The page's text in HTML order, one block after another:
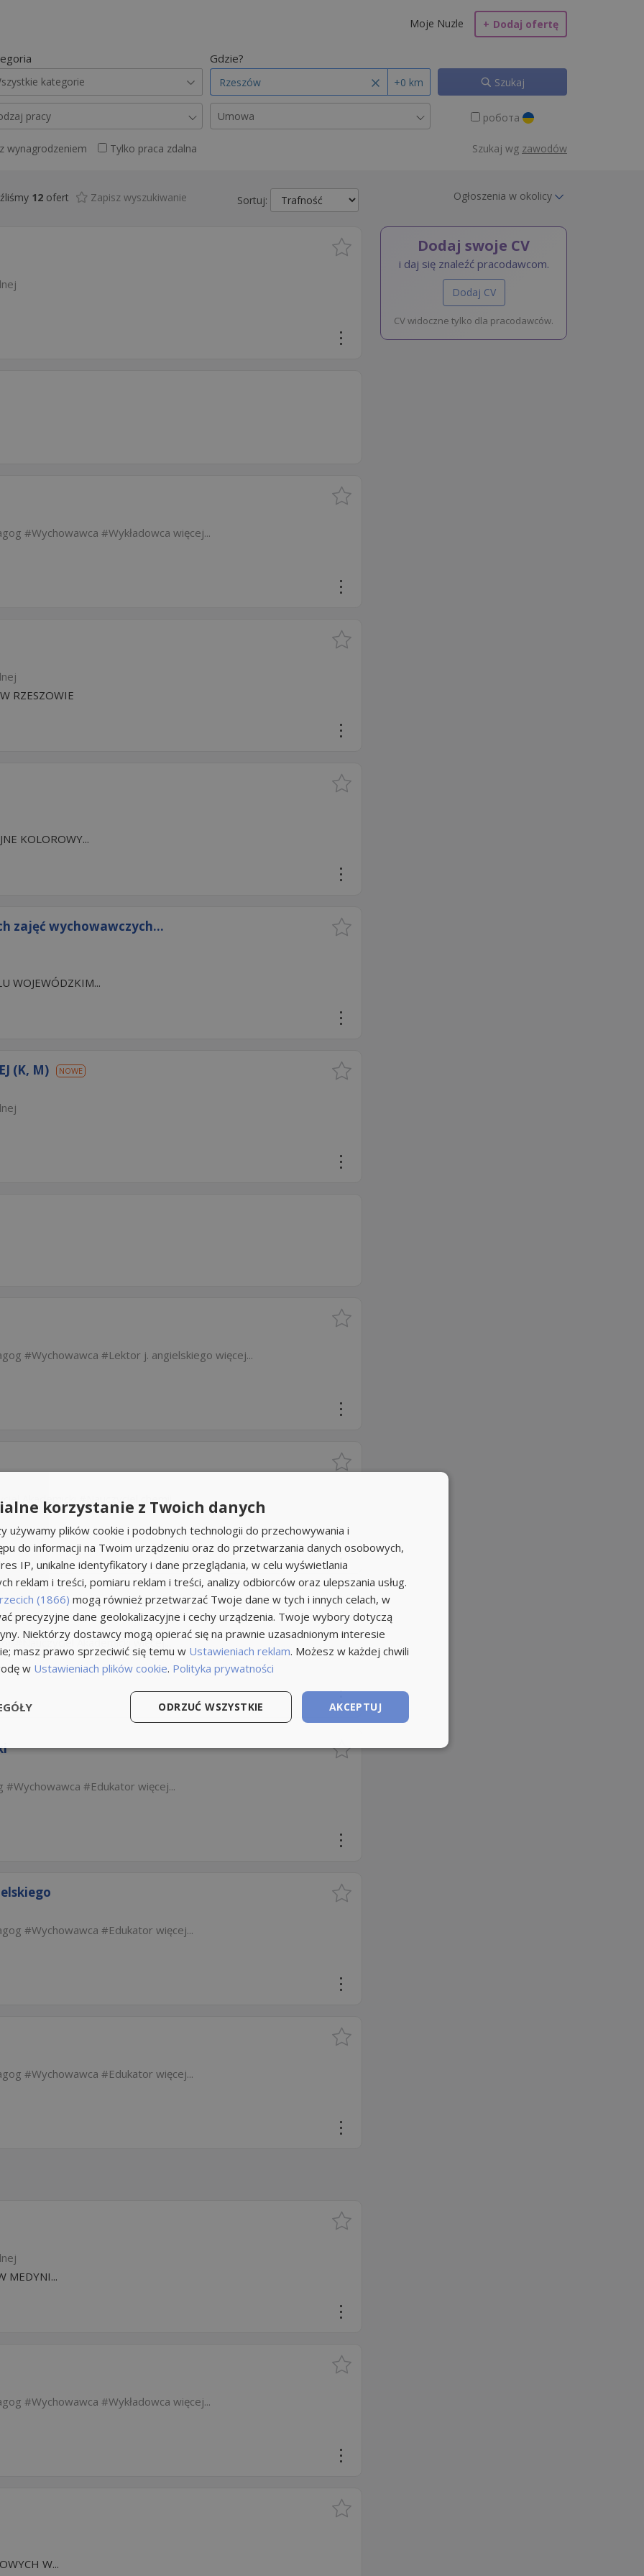
+ Dodaj ofertę
Moje Nuzle
kategorie
Gdzie?
+0 km Szukaj
pracy Umowa робота
wynagrodzeniem Tylko praca zdalna Szukaj wg zawodów
Sortuj:
Zapisz wyszukiwanie
12 ofert Ogłoszenia w okolicy
Wychowawca Wykładowca więcej...
RZESZOWIE
KOLOROWY...
zajęć wychowawczych...
WOJEWÓDZKIM...
(K, M) NOWE
Wychowawca Lektor j. angielskiego więcej...
Akademicki
Nauczyciel chemii
Nauczyciel Akademicki więcej...
Wychowawca Edukator więcej...
Wychowawca Edukator więcej...
Wychowawca Edukator więcej...
MEDYNI...
Wychowawca Wykładowca więcej...
W...
Dodaj swoje CV
i daj się znaleźć pracodawcom.
Dodaj CV
CV widoczne tylko dla pracodawców.
korzystanie z Twoich danych
używamy plików cookie i podobnych technologii do przechowywania i
do informacji na Twoim urządzeniu oraz do przetwarzania danych osobowych,
IP, unikalne identyfikatory i dane przeglądania, w celu wyświetlania
reklam i treści, pomiaru reklam i treści, analizy odbiorców oraz ulepszania usług.
(1866) mogą również przetwarzać Twoje dane w tych i innych celach, w
precyzyjne dane geolokalizacyjne i cechy urządzenia. Twoje wybory dotyczą
Niektórzy dostawcy mogą opierać się na prawnie uzasadnionym interesie
masz prawo sprzeciwić się temu w Ustawieniach reklam. Możesz w każdej chwili
w Ustawieniach plików cookie. Polityka prywatności
AKCEPTUJ
ODRZUĆ WSZYSTKIE